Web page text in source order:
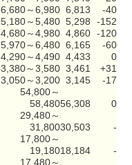
6,680～6,980 6,813
-40
5,180～5,480 5,298
-152
4,680～4,980 4,860 -120
5,970～6,480 6,165
-60
4,290～4,490 4,433
0
3,380～3,580 3,461
+31
3,050～3,200 3,145 -17
54,800～
58,48056,308 0
29,480～
31,80030,503 -
17,800～
19,18018,184 -
17,480～